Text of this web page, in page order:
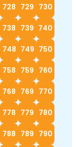
728 729 730
738 739 740
748 749 750
758 759 760
768 769 770
778 779 780
788 789 790